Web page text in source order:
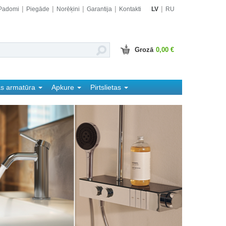
Piegāde Norēķini Garantija Kontakti LV RU
Grozā 0,00 €
armatūra Apkure Pirtslietas